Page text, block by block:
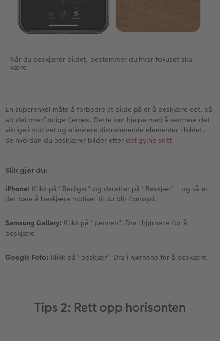
Når du beskjærer bildet, bestemmer du hvor fokuset skal
være.
En superenkel måte å forbedre et bilde på er å beskjære det, så
alt det overflødige fjernes. Dette kan hjelpe med å sentrere det
viktige i motivet og eliminere distraherende elementer i bildet.
Se hvordan du beskjærer bilder etter det gylne snitt.
Slik gjør du:
iPhone: Klikk på "Rediger" og deretter på "Beskjær" - og så er
det bare å beskjære motivet til du blir fornøyd.
Samsung Gallery: Klikk på "pennen". Dra i hjørnene for å
beskjære.
Google Foto: Klikk på "beskjær". Dra i hjørnene for å beskjære.
Tips 2: Rett opp horisonten